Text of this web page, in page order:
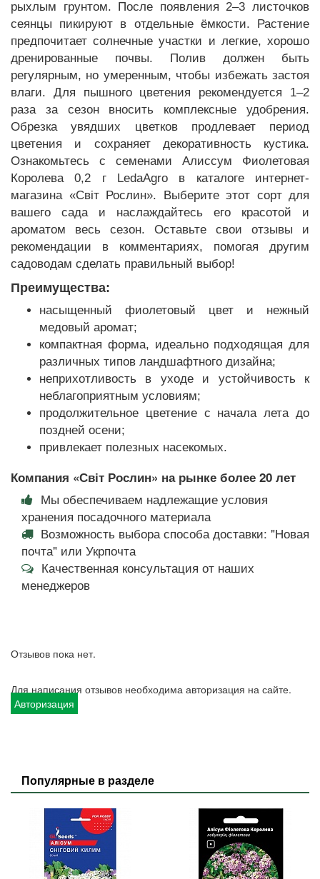
рыхлым грунтом. После появления 2–3 листочков
сеянцы пикируют в отдельные ёмкости. Растение
предпочитает солнечные участки и легкие, хорошо
дренированные почвы. Полив должен быть
регулярным, но умеренным, чтобы избежать застоя
влаги. Для пышного цветения рекомендуется 1–2
раза за сезон вносить комплексные удобрения.
Обрезка увядших цветков продлевает период
цветения и сохраняет декоративность кустика.
Ознакомьтесь с семенами Алиссум Фиолетовая
Королева 0,2 г LedaAgro в каталоге интернет-
магазина «Світ Рослин». Выберите этот сорт для
вашего сада и наслаждайтесь его красотой и
ароматом весь сезон. Оставьте свои отзывы и
рекомендации в комментариях, помогая другим
садоводам сделать правильный выбор!
Преимущества:
насыщенный фиолетовый цвет и нежный
медовый аромат;
компактная форма, идеально подходящая для
различных типов ландшафтного дизайна;
неприхотливость в уходе и устойчивость к
неблагоприятным условиям;
продолжительное цветение с начала лета до
поздней осени;
привлекает полезных насекомых.
Компания «Світ Рослин» на рынке более 20 лет
Мы обеспечиваем надлежащие условия
хранения посадочного материала
Возможность выбора способа доставки: "Новая
почта" или Укрпочта
Качественная консультация от наших
менеджеров
Отзывов пока нет.
Для написания отзывов необходима авторизация на сайте.
Авторизация
Популярные в разделе